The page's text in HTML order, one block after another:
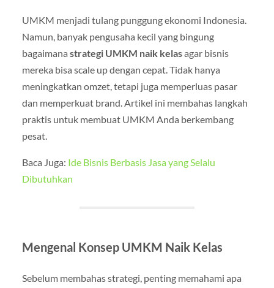
UMKM menjadi tulang punggung ekonomi Indonesia.
Namun, banyak pengusaha kecil yang bingung
bagaimana strategi UMKM naik kelasagar bisnis
mereka bisa scale up dengan cepat. Tidak hanya
meningkatkan omzet, tetapi juga memperluas pasar
dan memperkuat brand. Artikel ini membahas langkah
praktis untuk membuat UMKM Anda berkembang
pesat.
Baca Juga: Ide Bisnis Berbasis Jasa yang Selalu
Dibutuhkan
Mengenal Konsep UMKM Naik Kelas
Sebelum membahas strategi, penting memahami apa